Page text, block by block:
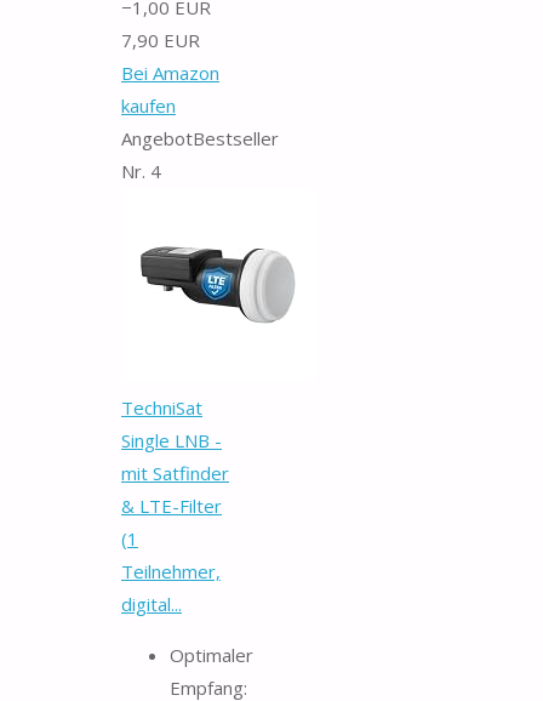
−1,00 EUR
7,90 EUR
Bei Amazon
kaufen
AngebotBestseller
Nr. 4
TechniSat
Single LNB -
mit Satfinder
& LTE-Filter
(1
Teilnehmer,
digital...
Optimaler
Empfang: